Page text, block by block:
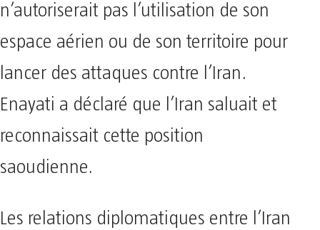
n’autoriserait pas l’utilisation de son
espace aérien ou de son territoire pour
lancer des attaques contre l’Iran.
Enayati a déclaré que l’Iran saluait et
reconnaissait cette position
saoudienne.
Les relations diplomatiques entre l’Iran